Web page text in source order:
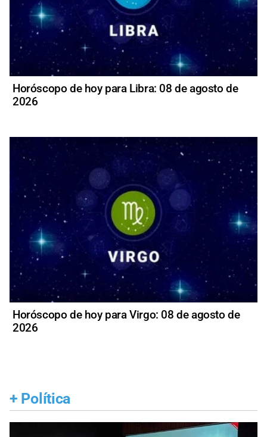
Horóscopo de hoy para Libra: 08 de agosto de
2026
Horóscopo de hoy para Virgo: 08 de agosto de
2026
+ Política